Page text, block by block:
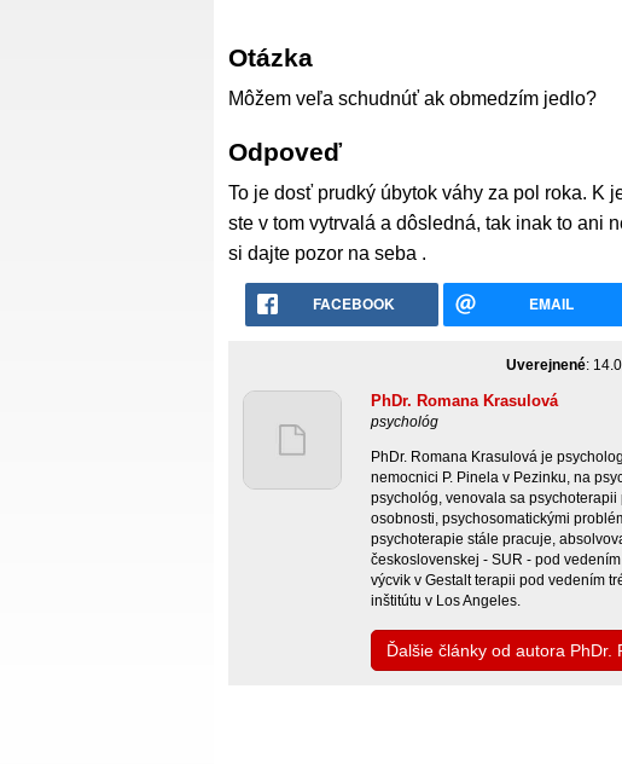
Otázka
Môžem veľa schudnúť ak obmedzím jedlo?
Odpoveď
To je dosť prudký úbytok váhy za pol roka. K
ste v tom vytrvalá a dôsledná, tak inak to ani
si dajte pozor na seba .
FACEBOOK EMAIL
Uverejnené:
PhDr. Romana Krasulová
psychológ
PhDr. Romana Krasulová je
nemocnici P. Pinela v Pezinku, na
psychológ, venovala sa
osobnosti, psychosomatickými
psychoterapie stále pracuje,
československej - SUR - pod
výcvik v Gestalt terapii pod vedením
inštitútu v Los Angeles.
Ďalšie články od autora PhDr.